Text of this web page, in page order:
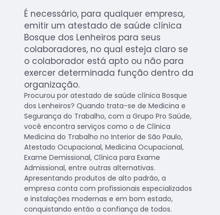
É necessário, para qualquer empresa,
emitir um atestado de saúde clínica
Bosque dos Lenheiros para seus
colaboradores, no qual esteja claro se
o colaborador está apto ou não para
exercer determinada função dentro da
organização.
Procurou por atestado de saúde clínica Bosque
dos Lenheiros? Quando trata-se de Medicina e
Segurança do Trabalho, com a Grupo Pro Saúde,
você encontra serviços como o de Clínica
Medicina do Trabalho no Interior de São Paulo,
Atestado Ocupacional, Medicina Ocupacional,
Exame Demissional, Clínica para Exame
Admissional, entre outras alternativas.
Apresentando produtos de alto padrão, a
empresa conta com profissionais especializados
e instalações modernas e em bom estado,
conquistando então a confiança de todos.